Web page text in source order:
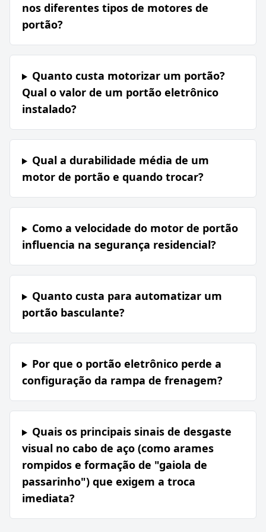
nos diferentes tipos de motores de
portão?
Quanto custa motorizar um portão?
Qual o valor de um portão eletrônico
instalado?
Qual a durabilidade média de um
motor de portão e quando trocar?
Como a velocidade do motor de portão
influencia na segurança residencial?
Quanto custa para automatizar um
portão basculante?
Por que o portão eletrônico perde a
configuração da rampa de frenagem?
Quais os principais sinais de desgaste
visual no cabo de aço (como arames
rompidos e formação de "gaiola de
passarinho") que exigem a troca
imediata?